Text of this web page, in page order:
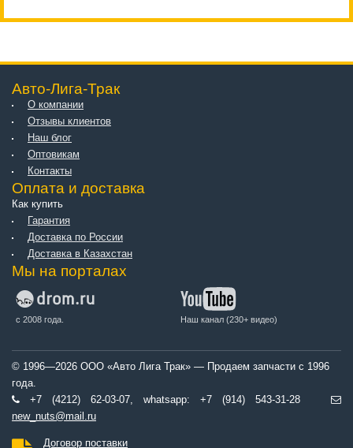
Авто-Лига-Трак
О компании
Отзывы клиентов
Наш блог
Оптовикам
Контакты
Оплата и доставка
Как купить
Гарантия
Доставка по России
Доставка в Казахстан
Мы на порталах
с 2008 года. Наш канал (230+ видео)
© 1996—2026 ООО «Авто Лига Трак» — Продаем запчасти с 1996
года.
+7 (4212) 62-03-07, whatsapp: +7 (914) 543-31-28
new_nuts@mail.ru
Договор поставки